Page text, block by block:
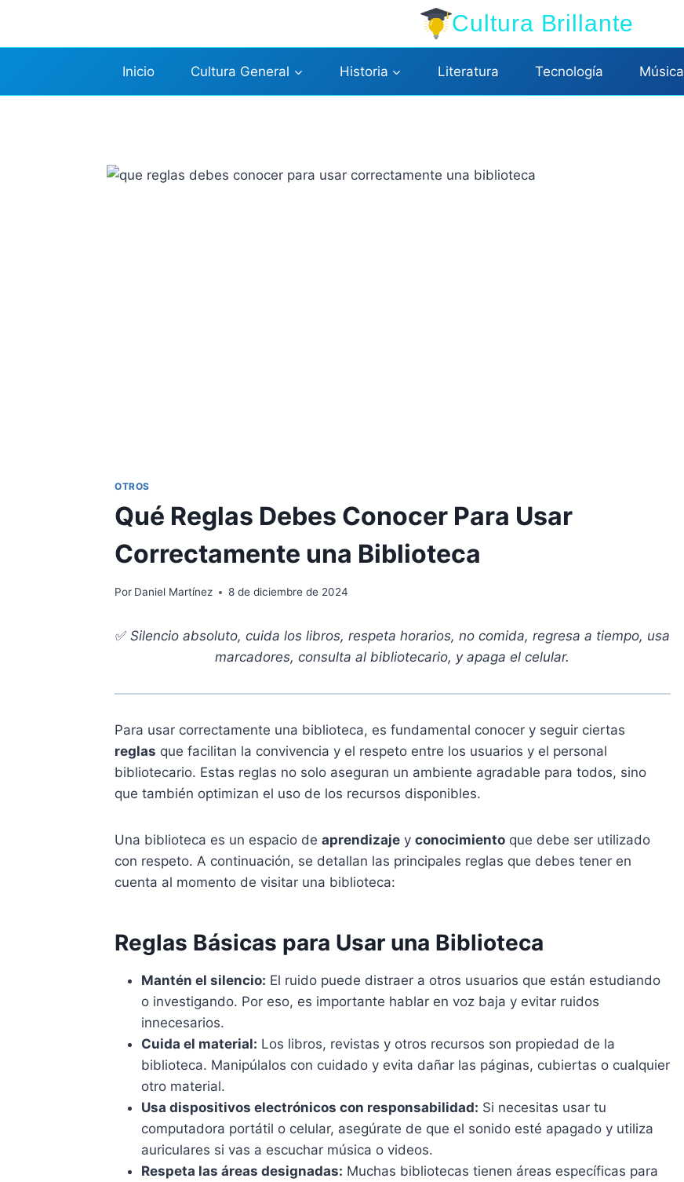
contenido
Cultura Brillante
Inicio Cultura General Historia Literatura Tecnología Música
OTROS
Qué Reglas Debes Conocer Para Usar
Correctamente una Biblioteca
Por Daniel Martínez 8 de diciembre de 2024
✅ Silencio absoluto, cuida los libros, respeta horarios, no comida, regresa a tiempo, usa
marcadores, consulta al bibliotecario, y apaga el celular.
Para usar correctamente una biblioteca, es fundamental conocer y seguir ciertas
reglas que facilitan la convivencia y el respeto entre los usuarios y el personal
bibliotecario. Estas reglas no solo aseguran un ambiente agradable para todos, sino
que también optimizan el uso de los recursos disponibles.
Una biblioteca es un espacio de aprendizaje y conocimiento que debe ser utilizado
con respeto. A continuación, se detallan las principales reglas que debes tener en
cuenta al momento de visitar una biblioteca:
Reglas Básicas para Usar una Biblioteca
Mantén el silencio: El ruido puede distraer a otros usuarios que están estudiando
o investigando. Por eso, es importante hablar en voz baja y evitar ruidos
innecesarios.
Cuida el material: Los libros, revistas y otros recursos son propiedad de la
biblioteca. Manipúlalos con cuidado y evita dañar las páginas, cubiertas o cualquier
otro material.
Usa dispositivos electrónicos con responsabilidad: Si necesitas usar tu
computadora portátil o celular, asegúrate de que el sonido esté apagado y utiliza
auriculares si vas a escuchar música o videos.
Respeta las áreas designadas: Muchas bibliotecas tienen áreas específicas para